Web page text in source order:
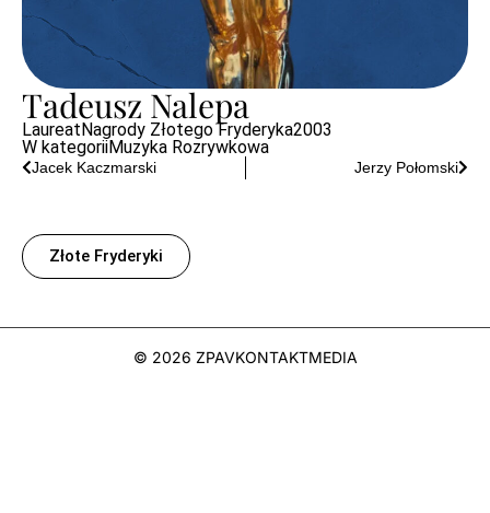
Tadeusz Nalepa
LaureatNagrody Złotego Fryderyka2003
W kategoriiMuzyka Rozrywkowa
Jacek Kaczmarski Jerzy Połomski
Złote Fryderyki
© 2026 ZPAVKONTAKTMEDIA